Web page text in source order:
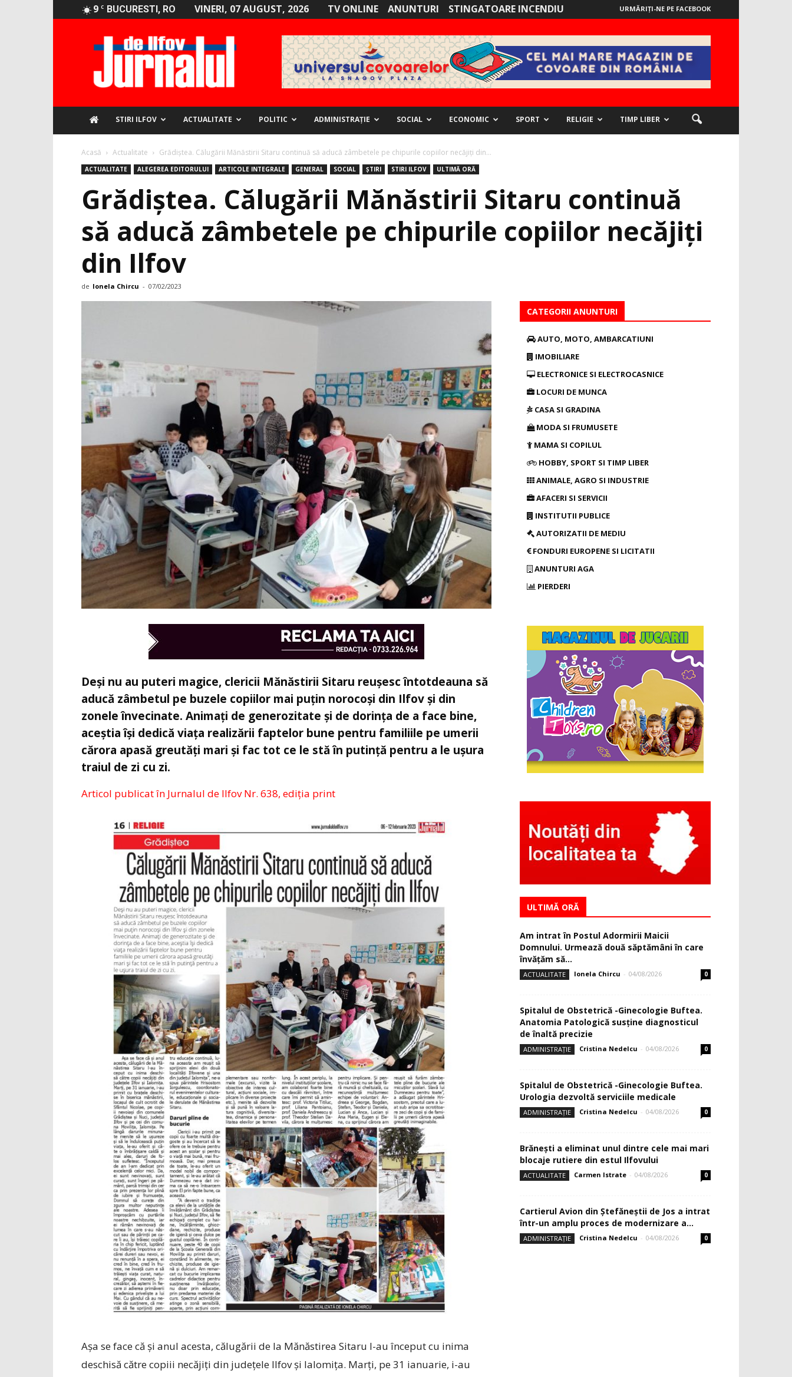
9 C BUCURESTI, RO VINERI, 07 AUGUST, 2026 TV ONLINE ANUNTURI STINGATOARE INCENDIU URMĂRIȚI-NE PE FACEBOOK
STIRI ILFOV ACTUALITATE POLITIC ADMINISTRAȚIE SOCIAL ECONOMIC SPORT RELIGIE TIMP LIBER
Acasă Actualitate Grădiștea. Călugării Mănăstirii Sitaru continuă să aducă zâmbetele pe chipurile copiilor necăjiți din...
ACTUALITATE ALEGEREA EDITORULUI ARTICOLE INTEGRALE GENERAL SOCIAL ȘTIRI STIRI ILFOV ULTIMĂ ORĂ
Grădiștea. Călugării Mănăstirii Sitaru continuă
să aducă zâmbetele pe chipurile copiilor necăjiți
din Ilfov
de Ionela Chircu - 07/02/2023
Deși nu au puteri magice, clericii Mănăstirii Sitaru reușesc întotdeauna să
aducă zâmbetul pe buzele copiilor mai puțin norocoși din Ilfov și din
zonele învecinate. Animați de generozitate și de dorința de a face bine,
aceștia își dedică viața realizării faptelor bune pentru familiile pe umerii
cărora apasă greutăți mari și fac tot ce le stă în putință pentru a le ușura
traiul de zi cu zi.
Articol publicat în Jurnalul de Ilfov Nr. 638, ediția print
Așa se face că și anul acesta, călugării de la Mănăstirea Sitaru l-au început cu inima
deschisă către copiii necăjiți din județele Ilfov și Ialomița. Marți, pe 31 ianuarie, ­i-au
CATEGORII ANUNTURI
AUTO, MOTO, AMBARCATIUNI
IMOBILIARE
ELECTRONICE SI ELECTROCASNICE
LOCURI DE MUNCA
CASA SI GRADINA
MODA SI FRUMUSETE
MAMA SI COPILUL
HOBBY, SPORT SI TIMP LIBER
ANIMALE, AGRO SI INDUSTRIE
AFACERI SI SERVICII
INSTITUTII PUBLICE
AUTORIZATII DE MEDIU
FONDURI EUROPENE SI LICITATII
ANUNTURI AGA
PIERDERI
ULTIMĂ ORĂ
Am intrat în Postul Adormirii Maicii
Domnului. Urmează două săptămâni în care
învăţăm să...
ACTUALITATE Ionela Chircu - 04/08/2026 0
Spitalul de Obstetrică -Ginecologie Buftea.
Anatomia Patologică susţine diagnosticul
de înaltă precizie
ADMINISTRAȚIE Cristina Nedelcu - 04/08/2026 0
Spitalul de Obstetrică -Ginecologie Buftea.
Urologia dezvoltă serviciile medicale
ADMINISTRAȚIE Cristina Nedelcu - 04/08/2026 0
Brănești a eliminat unul dintre cele mai mari
blocaje rutiere din estul Ilfovului
ACTUALITATE Carmen Istrate - 04/08/2026 0
Cartierul Avion din Ştefăneştii de Jos a intrat
într-un amplu proces de modernizare a...
ADMINISTRAȚIE Cristina Nedelcu - 04/08/2026 0